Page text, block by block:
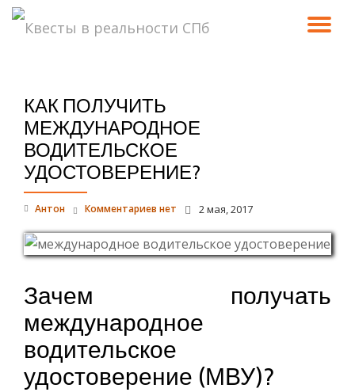
КАК ПОЛУЧИТЬ
МЕЖДУНАРОДНОЕ
ВОДИТЕЛЬСКОЕ
УДОСТОВЕРЕНИЕ?
Антон 2 мая, 2017
Комментариев нет
Зачем получать
международное
водительское
удостоверение (МВУ)?